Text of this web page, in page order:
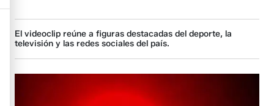
El videoclip reúne a figuras destacadas del deporte, la
televisión y las redes sociales del país.